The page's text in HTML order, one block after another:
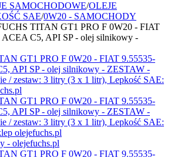
SAMOCHODOWE/OLEJE
SAE/0W20 - SAMOCHODY
TITAN GT1 PRO F 0W20 - FIAT
C5, API SP - olej silnikowy -